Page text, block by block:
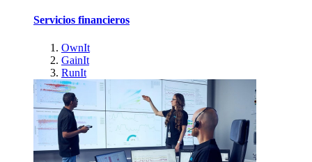
Servicios financieros
OwnIt
GainIt
RunIt